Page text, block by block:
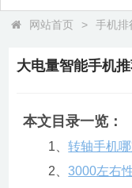
网站首页 > 手机排
大电量智能手机
本文目录一览：
1、转轴手机
2、3000左右